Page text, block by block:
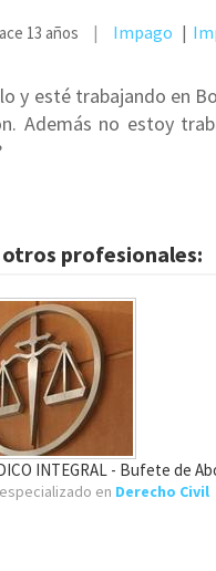
13 años Impago
y esté trabajando en
Además no estoy
otros profesionales:
INTEGRAL - Bufete de
especializado en Derecho Civil